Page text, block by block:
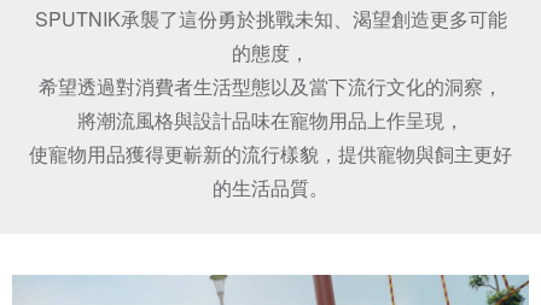
SPUTNIK承襲了這份勇於挑戰未知、渴望創造更多可能
的態度，
希望透過對消費者生活型態以及當下流行文化的洞察，
將潮流風格與設計品味在寵物用品上作呈現，
使寵物用品獲得更嶄新的流行樣貌，提供寵物與飼主更好
的生活品質。